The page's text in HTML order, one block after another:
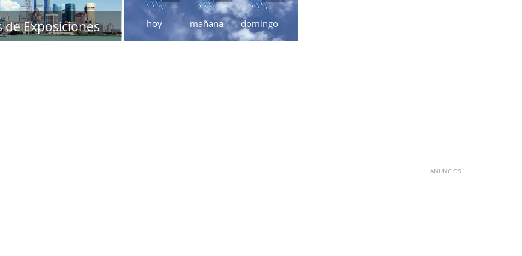
de Exposiciones hoy mañana domingo
ANUNCIOS